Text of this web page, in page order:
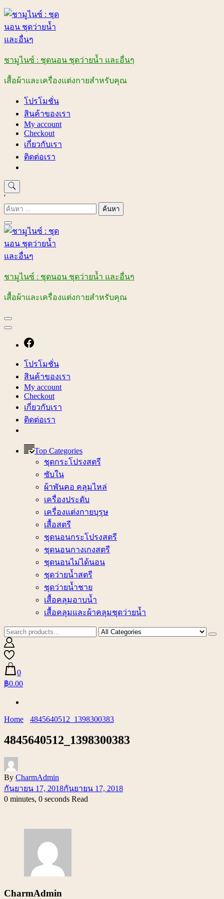
Skip
content
ชามูไนซ์ : ชุดนอน ชุดว่ายน้ำ และอื่นๆ
เสื้อผ้าและเครื่องแต่งกายสำหรับคุณ
โปรโมชั่น
สินค้าของเรา
My account
Checkout
เกี่ยวกับเรา
ติดต่อเรา
'
ค้นหา
สำหรับ:
ชามูไนซ์ : ชุดนอน ชุดว่ายน้ำ และอื่นๆ
เสื้อผ้าและเครื่องแต่งกายสำหรับคุณ
โปรโมชั่น
สินค้าของเรา
My account
Checkout
เกี่ยวกับเรา
ติดต่อเรา
Top Categories
ชุดกระโปรงสตรี
ซับใน
ผ้าพันคอ คลุมไหล่
เครื่องประดับ
เครื่องแต่งกายบุรุษ
เสื้อสตรี
ชุดนอนกระโปรงสตรี
ชุดนอนกางเกงสตรี
ชุดนอนไม่ได้นอน
ชุดว่ายน้ำสตรี
ชุดว่ายน้ำชาย
เสื้อคลุมอาบน้ำ
เสื้อคลุมและผ้าคลุมชุดว่ายน้ำ
0
฿0.00
Home 4845640512_1398300383
4845640512_1398300383
By CharmAdmin
กันยายน 17, 2018กันยายน 17, 2018
0 minutes, 0 seconds Read
CharmAdmin